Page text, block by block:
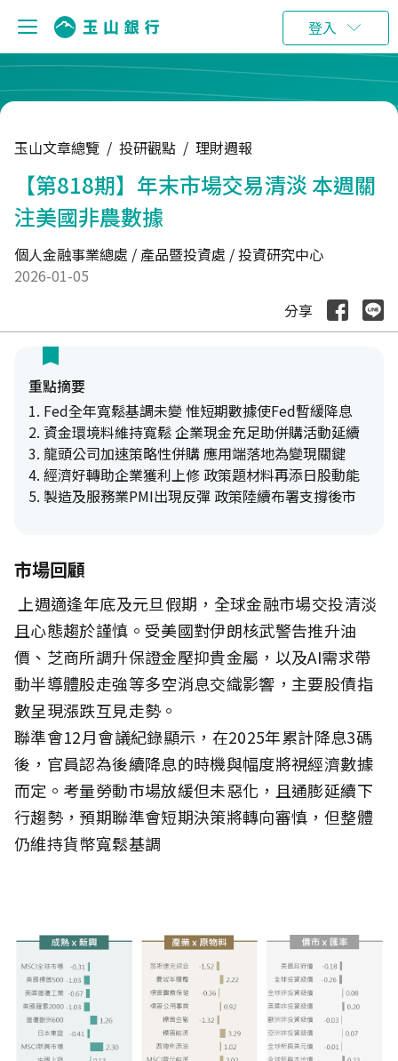
登入
玉山文章總覽 / 投研觀點 / 理財週報
【第818期】年末市場交易清淡 本週關
注美國非農數據
個人金融事業總處 / 產品暨投資處 / 投資研究中心
2026-01-05
分享
重點摘要
1. Fed全年寬鬆基調未變 惟短期數據使Fed暫緩降息
2. 資金環境料維持寬鬆 企業現金充足助併購活動延續
3. 龍頭公司加速策略性併購 應用端落地為變現關鍵
4. 經濟好轉助企業獲利上修 政策題材料再添日股動能
5. 製造及服務業PMI出現反彈 政策陸續布署支撐後市
市場回顧
上週適逢年底及元旦假期，全球金融市場交投清淡
且心態趨於謹慎。受美國對伊朗核武警告推升油
價、芝商所調升保證金壓抑貴金屬，以及AI需求帶
動半導體股走強等多空消息交織影響，主要股債指
數呈現漲跌互見走勢。
聯準會12月會議紀錄顯示，在2025年累計降息3碼
後，官員認為後續降息的時機與幅度將視經濟數據
而定。考量勞動市場放緩但未惡化，且通膨延續下
行趨勢，預期聯準會短期決策將轉向審慎，但整體
仍維持貨幣寬鬆基調